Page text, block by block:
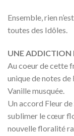
Ensemble, rien
toutes des Idôles.
UNE ADDICTION
Au coeur de cette
unique de notes de
Vanille musquée.
Un accord Fleur
sublimer le cœur
nouvelle floralité